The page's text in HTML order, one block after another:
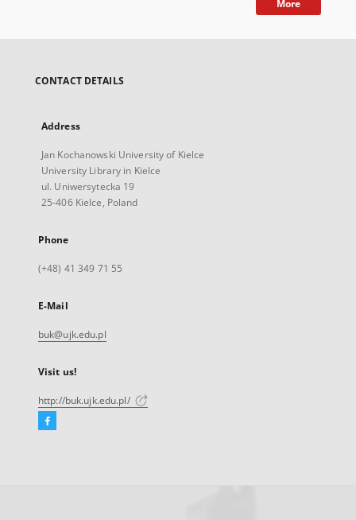
More
CONTACT DETAILS
Address
Jan Kochanowski University of Kielce
University Library in Kielce
ul. Uniwersytecka 19
25-406 Kielce, Poland
Phone
(+48) 41 349 71 55
E-Mail
buk@ujk.edu.pl
Visit us!
http://buk.ujk.edu.pl/
Facebook